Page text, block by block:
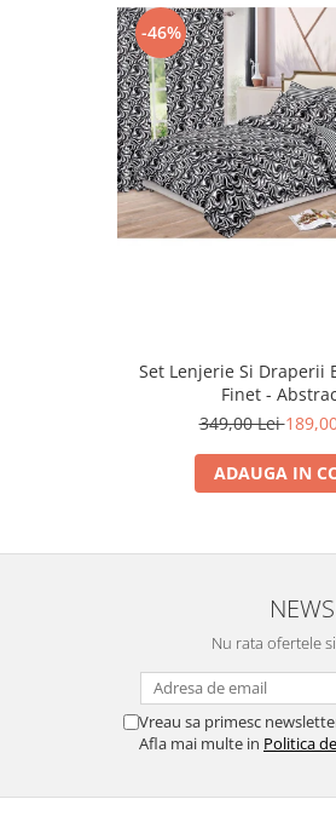
-46%
Set Lenjerie Si Draperii Bumbac Tip
Finet -
349,00 Lei
ADAUGA IN
Nu rata ofertele
Vreau sa primesc
Afla mai multe in Politica